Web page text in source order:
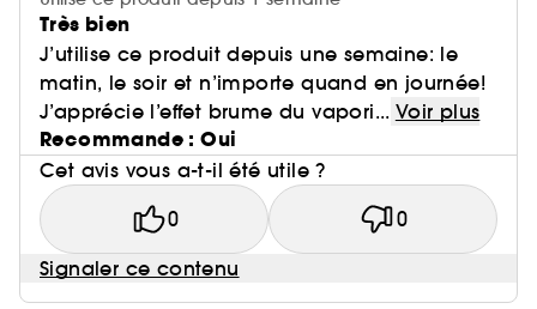
Très bien
J’utilise ce produit depuis une semaine: le
matin, le soir et n’importe quand en journée!
J’apprécie l’effet brume du vapori... Voir plus
Recommande : Oui
Cet avis vous a-t-il été utile ?
0 0
Signaler ce contenu